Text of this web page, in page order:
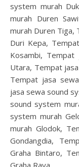
system murah
murah Duren
murah Duren Tiga,
Duri Kepa,
Kosambi,
Utara, Tempat
Tempat jasa
jasa sewa sound
sound system
system murah
murah Glodok,
Gondangdia,
Graha Bintaro,
Graha Raya,